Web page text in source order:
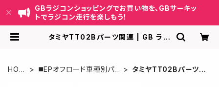
GBラジコンショッピングでお買い物を、GBサーキッ
トでラジコン走行を楽しもう！
タミヤTT02Bパーツ関連 | GB ラジ
HOM
◼️EPオフロード車種別パ
タミヤTT02Bパーツ関